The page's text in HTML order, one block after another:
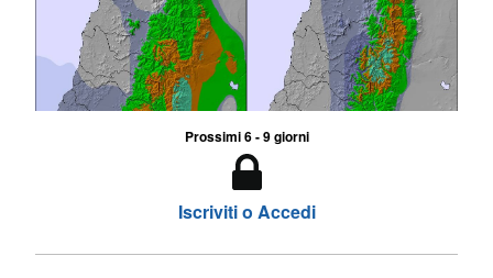
Prossimi 6 - 9 giorni
Iscriviti o Accedi